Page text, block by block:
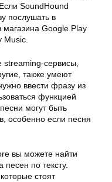
SoundHound
послушать в
магазина Google Play
Music.
сервисы,
также умеют
ввести фразу из
функцией
могут быть
особенно если песня
вы можете найти
по тексту.
стоят